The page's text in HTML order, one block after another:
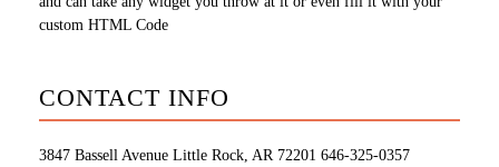
custom HTML Code
CONTACT INFO
3847 Bassell Avenue Little Rock, AR 72201 646-325-0357